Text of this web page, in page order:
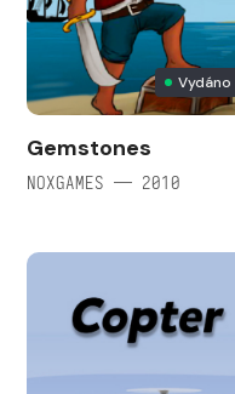
Vydáno
Gemstones
NOXGAMES — 2010